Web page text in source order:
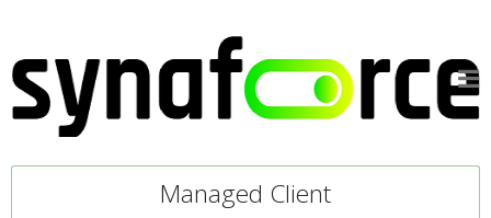
Managed Client